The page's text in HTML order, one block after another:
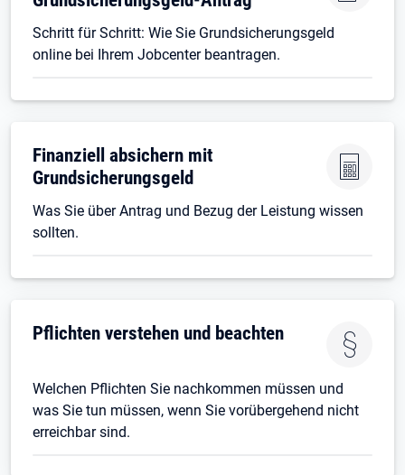
Schritt für Schritt: Wie Sie Grundsicherungsgeld
online bei Ihrem Jobcenter beantragen.
Finanziell absichern mit
Grundsicherungsgeld
Was Sie über Antrag und Bezug der Leistung wissen
sollten.
Pflichten verstehen und beachten
Welchen Pflichten Sie nachkommen müssen und
was Sie tun müssen, wenn Sie vorübergehend nicht
erreichbar sind.